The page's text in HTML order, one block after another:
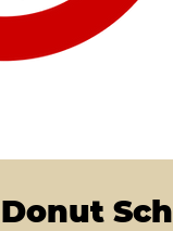
Donut